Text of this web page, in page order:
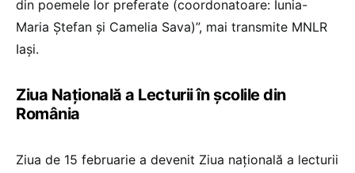
din poemele lor preferate (coordonatoare: Iunia-
Maria Ștefan și Camelia Sava)”, mai transmite MNLR
Iași.
Ziua Națională a Lecturii în școlile din
România
Ziua de 15 februarie a devenit Ziua națională a lecturii